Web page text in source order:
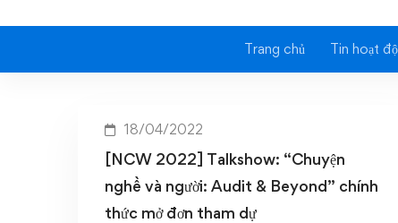
Trang chủ Tin hoạt
18/04/2022
[NCW 2022] Talkshow: “Chuyện
nghề và người: Audit & Beyond” chính
thức mở đơn tham dự